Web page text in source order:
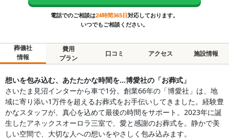
電話でのご相談は24時間365日対応しております。
いつでもご相談ください。
葬儀社
情報
費用
プラン
口コミ アクセス 施設情報
想いを包み込む、あたたかな時間を…博愛社の「お葬式」
さいたま見沼インターから車で1分。創業66年の「博愛社」は、地
域に寄り添い1万件を超えるお葬式をお手伝いしてきました。経験豊
かなスタッフが、真心を込めて最後の時間をサポート。2023年に誕
生したアネックスオーロラ三室で、愛と感謝のお葬式を。静かで美
しい空間で、大切な人への想いをやさしく包み込みます。